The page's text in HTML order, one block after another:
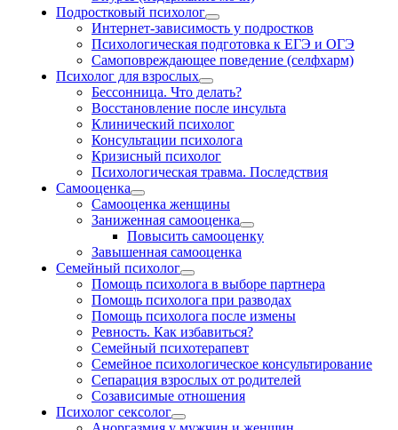
Подростковый психолог
Интернет-зависимость у подростков
Психологическая подготовка к ЕГЭ и ОГЭ
Самоповреждающее поведение (селфхарм)
Психолог для взрослых
Бессонница. Что делать?
Восстановление после инсульта
Клинический психолог
Консультации психолога
Кризисный психолог
Психологическая травма. Последствия
Самооценка
Самооценка женщины
Заниженная самооценка
Повысить самооценку
Завышенная самооценка
Семейный психолог
Помощь психолога в выборе партнера
Помощь психолога при разводах
Помощь психолога после измены
Ревность. Как избавиться?
Семейный психотерапевт
Семейное психологическое консультирование
Сепарация взрослых от родителей
Созависимые отношения
Психолог сексолог